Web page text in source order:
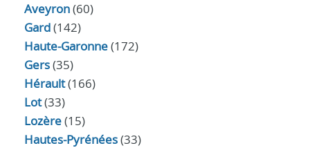
Aveyron(60)
Gard(142)
Haute-Garonne(172)
Gers(35)
Hérault(166)
Lot(33)
Lozère(15)
Hautes-Pyrénées(33)